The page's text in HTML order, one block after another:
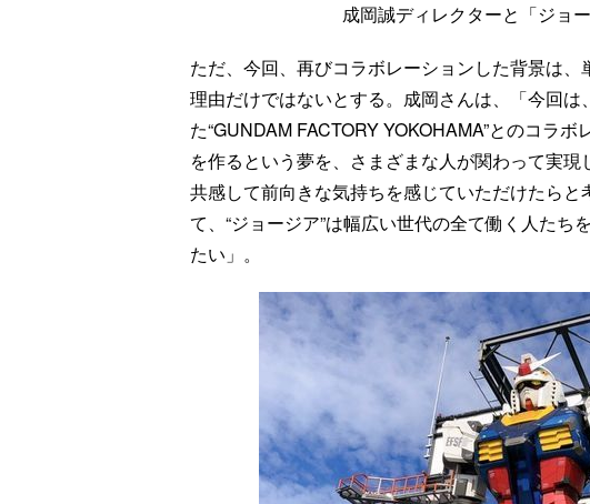
成岡誠ディレクターと「ジョ
ただ、今回、再びコラボレーションした背景は
理由だけではないとする。成岡さんは、「今回
た“GUNDAM FACTORY YOKOHAMA”とのコラ
を作るという夢を、さまざまな人が関わって実
共感して前向きな気持ちを感じていただけたら
て、“ジョージア”は幅広い世代の全て働く人たち
たい」。